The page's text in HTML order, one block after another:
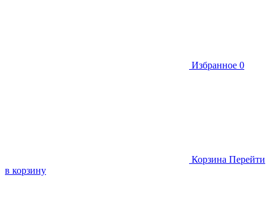
Избранное 0
Корзина Перейти
в корзину